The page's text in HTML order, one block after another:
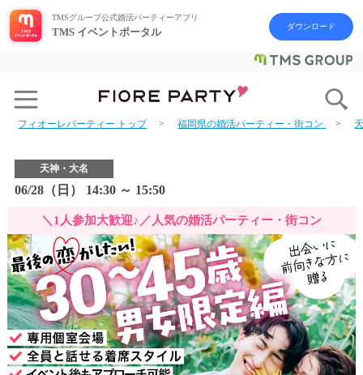
TMSグループ公式婚活パーティーアプリ
TMS イベントポータル ダウンロード
フィオーレパーティー トップ 福岡県の婚活パーティー・街コン
天神・大名
06/28（日） 14:30 ～ 15:50
＼1人参加大歓迎♪／人気の婚活パーティー・街コン